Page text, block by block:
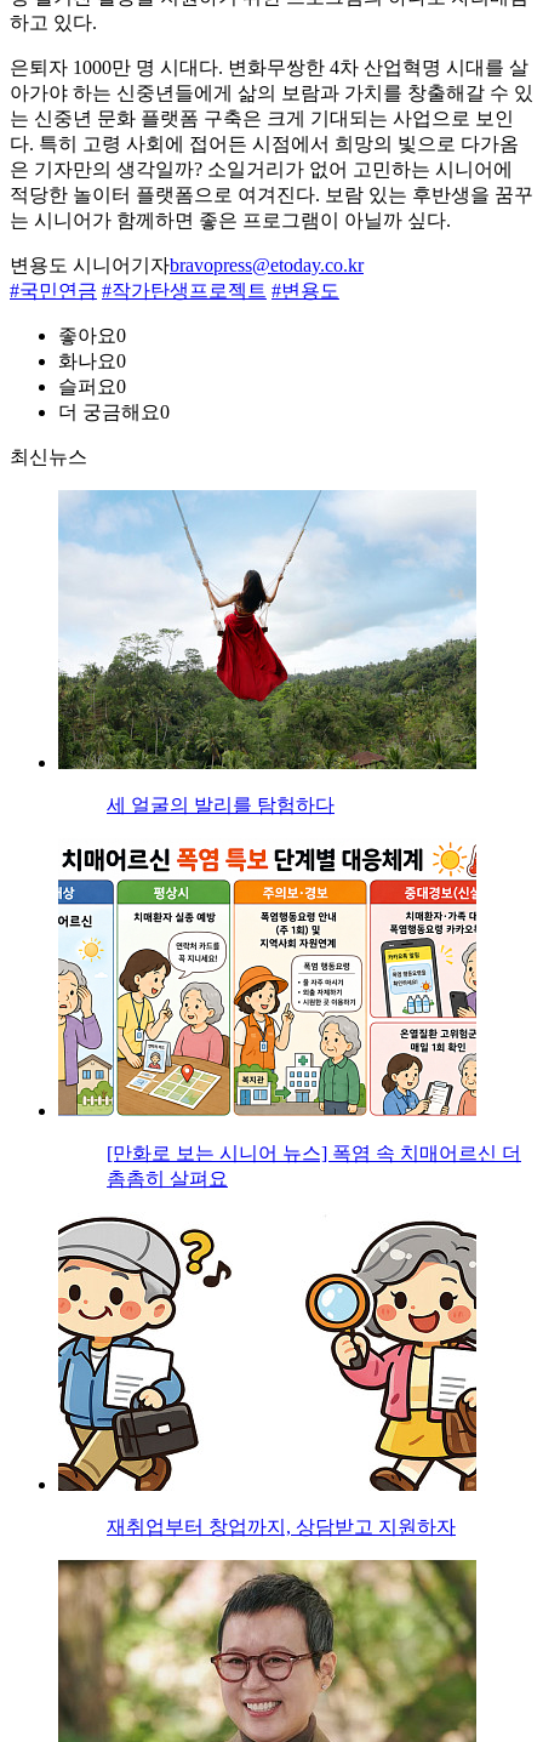
하고 있다.
은퇴자 1000만 명 시대다. 변화무쌍한 4차 산업혁명 시대를 살
아가야 하는 신중년들에게 삶의 보람과 가치를 창출해갈 수 있
는 신중년 문화 플랫폼 구축은 크게 기대되는 사업으로 보인
다. 특히 고령 사회에 접어든 시점에서 희망의 빛으로 다가옴
은 기자만의 생각일까? 소일거리가 없어 고민하는 시니어에
적당한 놀이터 플랫폼으로 여겨진다. 보람 있는 후반생을 꿈꾸
는 시니어가 함께하면 좋은 프로그램이 아닐까 싶다.
변용도 시니어기자bravopress@etoday.co.kr
#국민연금 #작가탄생프로젝트 #변용도
좋아요0
화나요0
슬퍼요0
더 궁금해요0
최신뉴스
세 얼굴의 발리를 탐험하다
[만화로 보는 시니어 뉴스] 폭염 속 치매어르신 더
촘촘히 살펴요
재취업부터 창업까지, 상담받고 지원하자